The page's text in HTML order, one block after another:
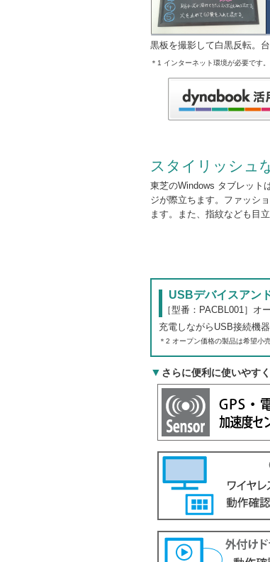
黒板を撮影して白黒反転。
＊1 インターネット環境が必要です
スタイリッシュ
東芝のWindows タブレット
ジが際立ちます。ファッシ
ます。また、指紋なども目
USBデバイスアン
［型番：PACBL001］オ
充電しながらUSB接続機
＊2 オープン価格の製品は希望小
▼ さらに便利に使いやすく